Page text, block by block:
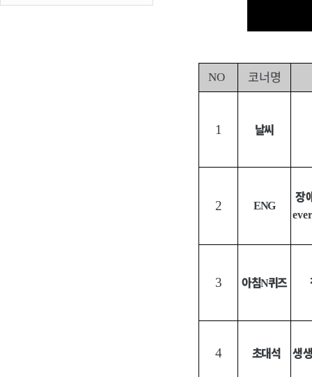
NO 코너명
1 날씨
2 ENG
장
3 아침N퀴즈
4 초대석 생